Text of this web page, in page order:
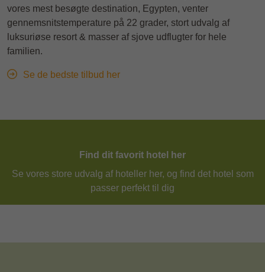
vores mest besøgte destination, Egypten, venter
gennemsnitstemperature på 22 grader, stort udvalg af
luksuriøse resort & masser af sjove udflugter for hele
familien.
Se de bedste tilbud her
Find dit favorit hotel her
Se vores store udvalg af hoteller her, og find det hotel som
passer perfekt til dig